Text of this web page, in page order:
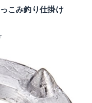
こみ釣り仕掛け